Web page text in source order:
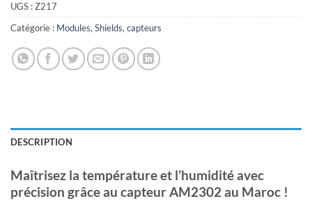
UGS :Z217
Catégorie : Modules, Shields, capteurs
DESCRIPTION
Maîtrisez la température et l’humidité avec
précision grâce au capteur AM2302 au Maroc !